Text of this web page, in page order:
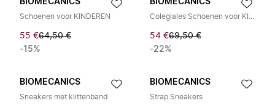
BIOMECANICS
Schoenen voor KINDEREN
55 €64,50 €
-15%
BIOMECANICS
Colegiales Schoenen voor KINDEREN
54 €69,50 €
-22%
BIOMECANICS
Sneakers met klittenband
BIOMECANICS
Strap Sneakers